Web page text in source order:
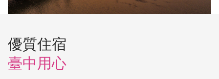
優質住宿
臺中用心